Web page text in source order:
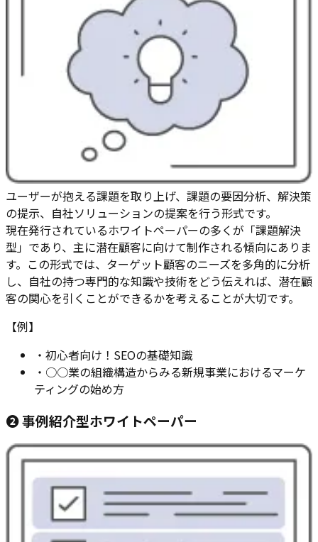
ユーザーが抱える課題を取り上げ、課題の要因分析、解決策
の提示、自社ソリューションの提案を行う形式です。
現在発行されているホワイトペーパーの多くが「課題解決
型」であり、主に潜在顧客に向けて制作される傾向にありま
す。この形式では、ターゲット顧客のニーズを多角的に分析
し、自社の持つ専門的な知識や技術をどう伝えれば、潜在顧
客の関心を引くことができるかを考えることが大切です。
【例】
・ 初心者向け！SEOの基礎知識
・ ○○業の組織構造からみる新規事業におけるマーケ
ティングの始め方
❷ 事例紹介型ホワイトペーパー